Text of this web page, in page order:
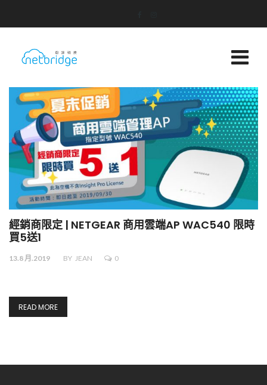
經銷商限定 | NETGEAR 商用雲端AP WAC540 限時
買5送1
13.8 月.2019 BY JEAN 0
READ MORE